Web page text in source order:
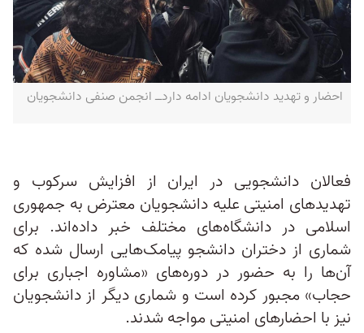
احضار و تهدید دانشجویان ادامه داردــ انجمن صنفی دانشجویان
فعالان دانشجویی در ایران از افزایش سرکوب و
تهدیدهای امنیتی علیه دانشجویان معترض به جمهوری
اسلامی در دانشگاه‌های مختلف خبر داده‌اند. برای
شماری از دختران دانشجو پیامک‌هایی ارسال شده که
آن‌ها را به حضور در دوره‌های «مشاوره اجباری برای
حجاب» مجبور کرده است و شماری دیگر از دانشجویان
نیز با احضارهای امنیتی مواجه شدند.